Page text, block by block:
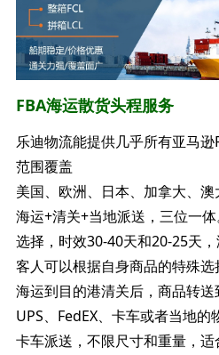
FBA海运散货头程服务
乐迪物流能提供几乎所有亚马逊
范围覆盖
美国、欧洲、日本、加拿大、澳
海运+清关+当地派送，三位一
选择，时效30-40天和20-25天
客人可以根据自身商品的特殊选
海运到目的港清关后，商品转
UPS、FedEX、卡车或者当地的
卡车派送，不限尺寸和重量，适